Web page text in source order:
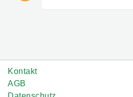
AGB
Kontakt